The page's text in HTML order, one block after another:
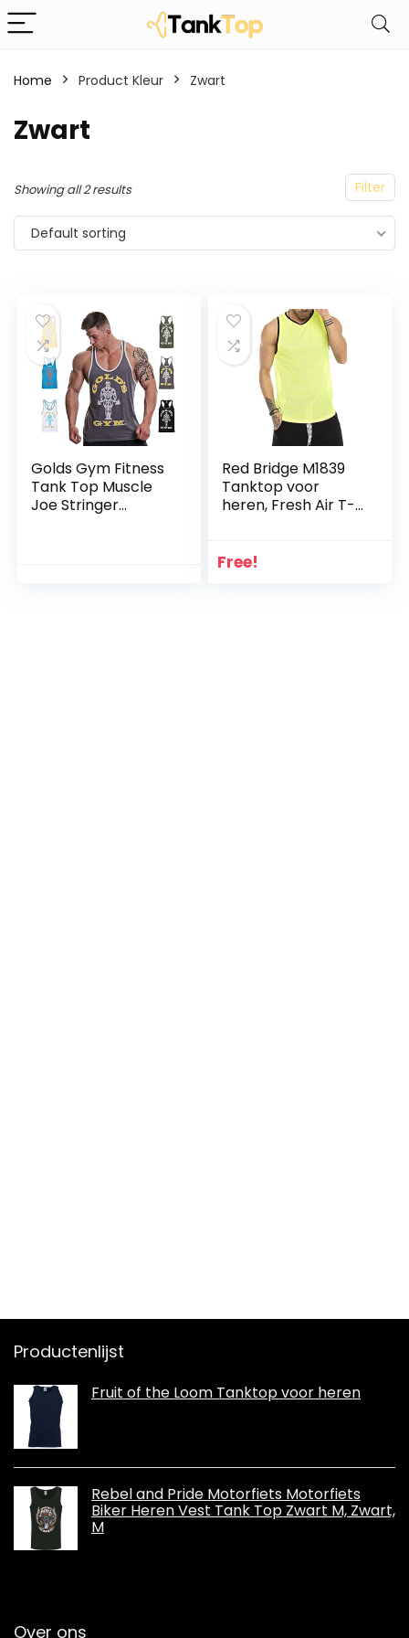
Home Product Kleur ‎Zwart
‎Zwart
Filter
Showing all 2 results
Default sorting
Golds Gym Fitness
Tank Top Muscle
Joe Stringer
Red Bridge M1839
Tanktop voor
heren, Fresh Air T-
Free!
Productenlijst
Fruit of the Loom Tanktop voor heren
Rebel and Pride Motorfiets Motorfiets
Biker Heren Vest Tank Top Zwart M, Zwart,
M
Over ons